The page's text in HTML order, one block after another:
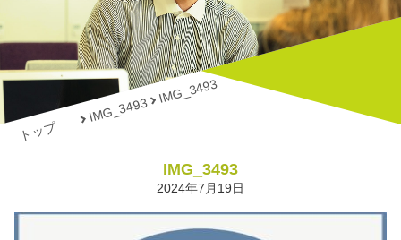
トップ
IMG_3493
IMG_3493
IMG_3493
2024年7月19日